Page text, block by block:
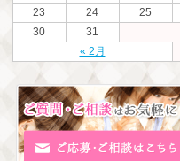
« 2月
23
24 25
30
31